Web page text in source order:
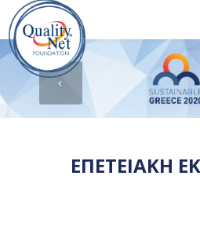
ΕΠΕΤΕΙΑΚΗ